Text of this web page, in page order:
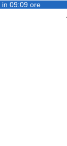
in 09:09 ore